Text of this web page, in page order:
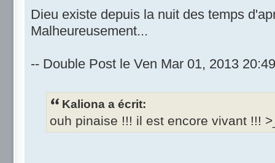
Dieu existe depuis la nuit des temps
Malheureusement...
-- Double Post le Ven Mar 01, 2013
Kaliona a écrit:
ouh pinaise !!! il est encore vivant !!!